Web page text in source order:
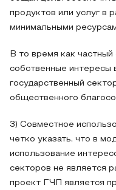
продуктов или услуг в
минимальными
В то время как
собственные интересы
государственный
общественного
3) Совместное
четко указать, что в
использование
секторов не является
проект ГЧП является